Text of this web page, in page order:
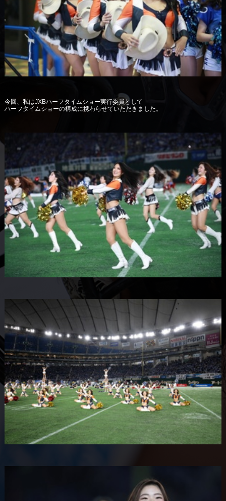
今回、私はJXBハーフタイムショー実行委員として
ハーフタイムショーの構成に携わらせていただきました。